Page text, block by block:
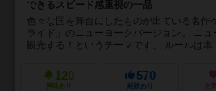
できるスピード感重視の一品
色々な国を舞台にしたものが出ている名作
ライド」のニューヨークバージョン。 ニ
観光する！というテーマです。 ルールは本
120
興味あり
570
経験あり お